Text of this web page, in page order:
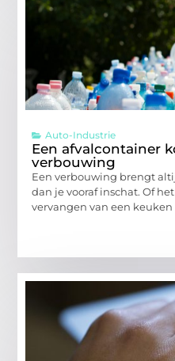
Auto-Industrie
Een afvalcontainer
verbouwing
Een verbouwing brengt
dan je vooraf inschat. Of
vervangen van een keuken